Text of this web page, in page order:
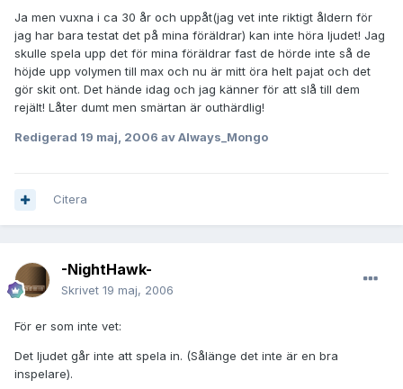
Ja men vuxna i ca 30 år och uppåt(jag vet inte riktigt åldern för
jag har bara testat det på mina föräldrar) kan inte höra ljudet! Jag
skulle spela upp det för mina föräldrar fast de hörde inte så de
höjde upp volymen till max och nu är mitt öra helt pajat och det
gör skit ont. Det hände idag och jag känner för att slå till dem
rejält! Låter dumt men smärtan är outhärdlig!
Redigerad 19 maj, 2006 av Always_Mongo
Citera
-NightHawk-
Skrivet 19 maj, 2006
För er som inte vet:
Det ljudet går inte att spela in. (Sålänge det inte är en bra
inspelare).